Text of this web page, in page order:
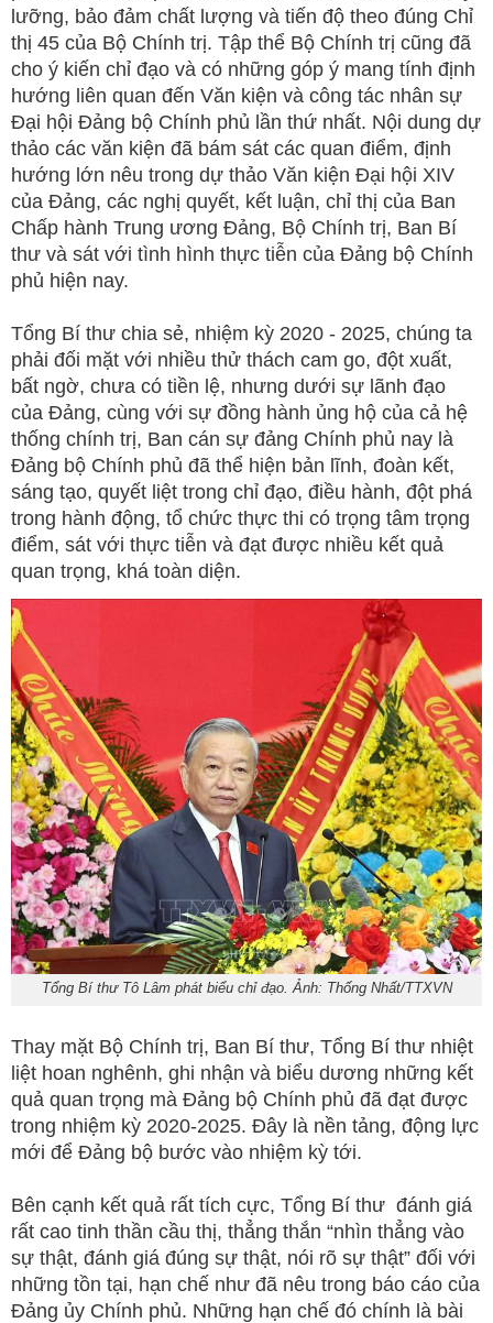
lưỡng, bảo đảm chất lượng và tiến độ theo đúng Chỉ
thị 45 của Bộ Chính trị. Tập thể Bộ Chính trị cũng đã
cho ý kiến chỉ đạo và có những góp ý mang tính định
hướng liên quan đến Văn kiện và công tác nhân sự
Đại hội Đảng bộ Chính phủ lần thứ nhất. Nội dung dự
thảo các văn kiện đã bám sát các quan điểm, định
hướng lớn nêu trong dự thảo Văn kiện Đại hội XIV
của Đảng, các nghị quyết, kết luận, chỉ thị của Ban
Chấp hành Trung ương Đảng, Bộ Chính trị, Ban Bí
thư và sát với tình hình thực tiễn của Đảng bộ Chính
phủ hiện nay.
Tổng Bí thư chia sẻ, nhiệm kỳ 2020 - 2025, chúng ta
phải đối mặt với nhiều thử thách cam go, đột xuất,
bất ngờ, chưa có tiền lệ, nhưng dưới sự lãnh đạo
của Đảng, cùng với sự đồng hành ủng hộ của cả hệ
thống chính trị, Ban cán sự đảng Chính phủ nay là
Đảng bộ Chính phủ đã thể hiện bản lĩnh, đoàn kết,
sáng tạo, quyết liệt trong chỉ đạo, điều hành, đột phá
trong hành động, tổ chức thực thi có trọng tâm trọng
điểm, sát với thực tiễn và đạt được nhiều kết quả
quan trọng, khá toàn diện.
Tổng Bí thư Tô Lâm phát biểu chỉ đạo. Ảnh: Thống Nhất/TTXVN
Thay mặt Bộ Chính trị, Ban Bí thư, Tổng Bí thư nhiệt
liệt hoan nghênh, ghi nhận và biểu dương những kết
quả quan trọng mà Đảng bộ Chính phủ đã đạt được
trong nhiệm kỳ 2020-2025. Đây là nền tảng, động lực
mới để Đảng bộ bước vào nhiệm kỳ tới.
Bên cạnh kết quả rất tích cực, Tổng Bí thư đánh giá
rất cao tinh thần cầu thị, thẳng thắn “nhìn thẳng vào
sự thật, đánh giá đúng sự thật, nói rõ sự thật” đối với
những tồn tại, hạn chế như đã nêu trong báo cáo của
Đảng ủy Chính phủ. Những hạn chế đó chính là bài